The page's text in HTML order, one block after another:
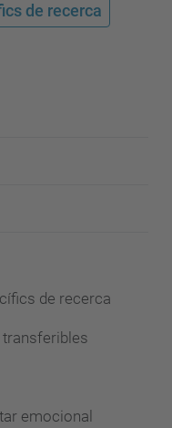
de recerca
de recerca
emocional